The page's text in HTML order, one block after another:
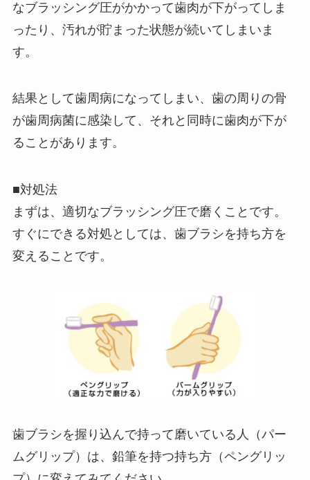
なブラッシング圧がかかって歯肉が下がってしま
ったり、汚れが貯まった状態が続いてしまいま
す。
結果として歯周病になってしまい、歯の周りの骨
が歯周病菌に感染して、それと同時に歯肉が下が
ることがあります。
■対処法
まずは、適切なブラッシング圧で磨くことです。
すぐにできる対処としては、歯ブラシを持ち方を
変えることです。
歯ブラシを握り込んで持って磨いている人（パー
ムグリップ）は、鉛筆を持つ持ち方（ペングリッ